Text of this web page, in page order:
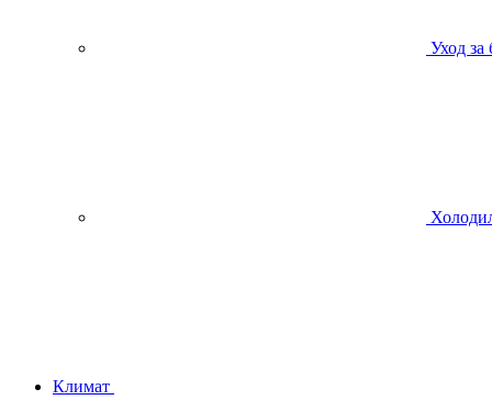
Уход за
Климат